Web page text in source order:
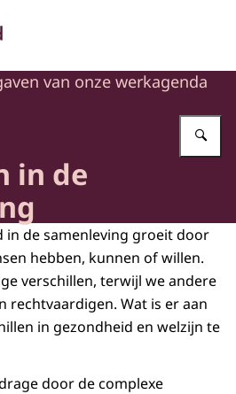
Raad voor Volksgezondheid en
van onze werkagenda
in de
in de samenleving groeit door
hebben, kunnen of willen.
verschillen, terwijl we andere
rechtvaardigen. Wat is er aan
in gezondheid en welzijn te
door de complexe